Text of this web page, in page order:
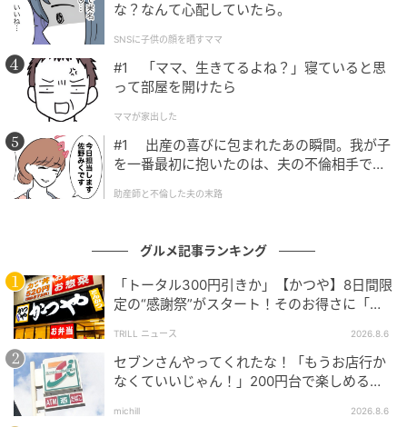
ファミリーマート ファミマル うま辛明太子
もぐナビニュース
じっくりと漬け込むことで引き出した明太子の旨み
な？なんて心配していたら。
SNSに子供の顔を晒すママ
#1 「ママ、生きてるよね？」寝ていると思
って部屋を開けたら
ママが家出した
#1 出産の喜びに包まれたあの瞬間。我が子
を一番最初に抱いたのは、夫の不倫相手でし
助産師と不倫した夫の末路
グルメ記事ランキング
「トータル300円引きか」【かつや】8日間限
定の“感謝祭”がスタート！そのお得さに「何
TRILL ニュース 2026.8.6
セブンさんやってくれたな！「もうお店行か
なくていいじゃん！」200円台で楽しめる本
michill 2026.8.6